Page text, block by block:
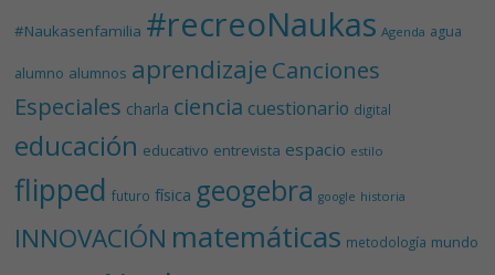
#Naukasenfamilia #recreoNaukas Agenda agua
alumno alumnos aprendizaje Canciones
Especiales charla ciencia cuestionario digital
educación educativo entrevista espacio estilo
flipped futuro física geogebra google historia
INNOVACIÓN matemáticas metodología mundo